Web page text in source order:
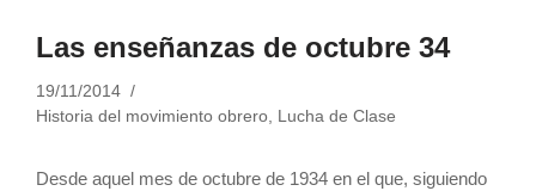
Las enseñanzas de octubre 34
19/11/2014
Historia del movimiento obrero, Lucha de Clase
Desde aquel mes de octubre de 1934 en el que, siguiendo